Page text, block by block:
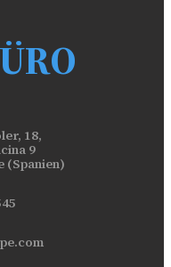
18,
9
(Spanien)